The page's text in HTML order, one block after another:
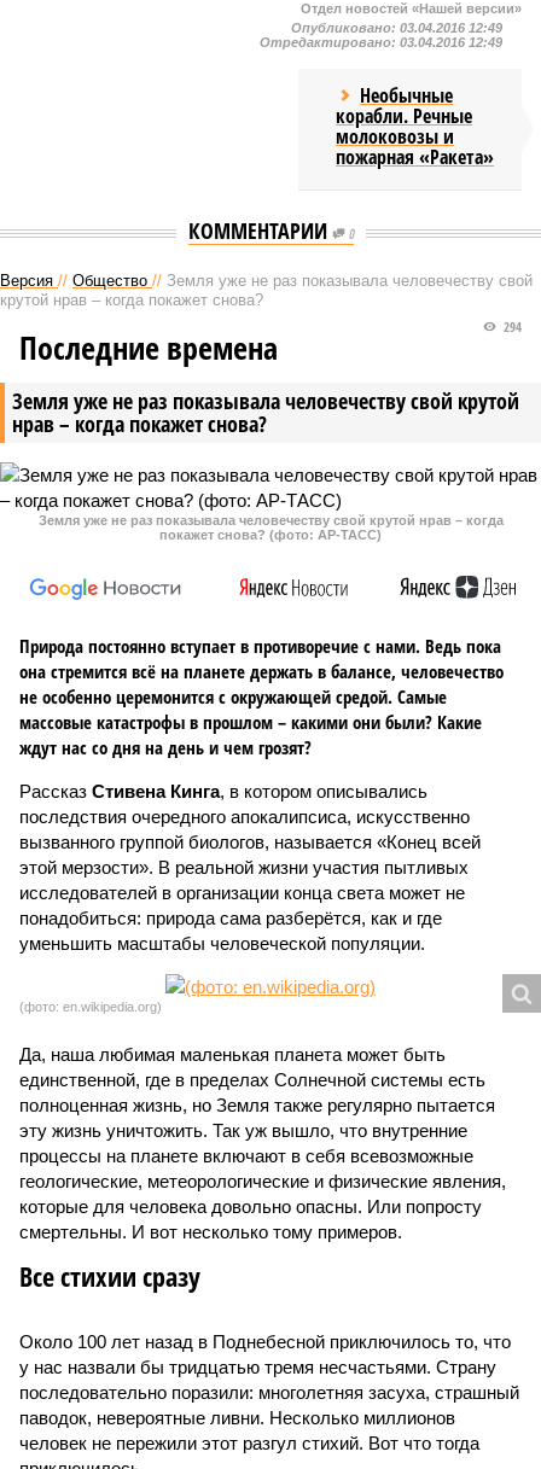
Отдел новостей «Нашей версии»
Опубликовано: 03.04.2016 12:49
Отредактировано: 03.04.2016 12:49
Необычные
корабли. Речные
молоковозы и
пожарная «Ракета»
КОММЕНТАРИИ 0
Версия // Общество // Земля уже не раз показывала человечеству свой
крутой нрав – когда покажет снова?
Земля уже не раз показывала человечеству свой крутой
нрав – когда покажет снова?
294
Последние времена
Земля уже не раз показывала человечеству свой крутой нрав – когда
покажет снова? (фото: АР-ТАСС)
Природа постоянно вступает в противоречие с нами. Ведь пока
она стремится всё на планете держать в балансе, человечество
не особенно церемонится с окружающей средой. Самые
массовые катастрофы в прошлом – какими они были? Какие
ждут нас со дня на день и чем грозят?
Рассказ Стивена Кинга, в котором описывались
последствия очередного апокалипсиса, искусственно
вызванного группой биологов, называется «Конец всей
этой мерзости». В реальной жизни участия пытливых
исследователей в организации конца света может не
понадобиться: природа сама разберётся, как и где
уменьшить масштабы человеческой популяции.
(фото: en.wikipedia.org)
Да, наша любимая маленькая планета может быть
единственной, где в пределах Солнечной системы есть
полноценная жизнь, но Земля также регулярно пытается
эту жизнь уничтожить. Так уж вышло, что внутренние
процессы на планете включают в себя всевозможные
геологические, метеорологические и физические явления,
которые для человека довольно опасны. Или попросту
смертельны. И вот несколько тому примеров.
Все стихии сразу
Около 100 лет назад в Поднебесной приключилось то, что
у нас назвали бы тридцатью тремя несчастьями. Страну
последовательно поразили: многолетняя засуха, страшный
паводок, невероятные ливни. Несколько миллионов
человек не пережили этот разгул стихий. Вот что тогда